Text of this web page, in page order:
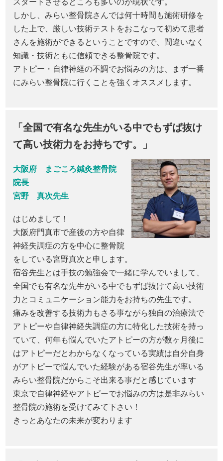
スタートさせるところも多いのが現状です。
しかし、みらい整骨院さんでは何十時間も施術研修を
した上で、厳しい技術テストをおこなって初めて患者
さんを施術ができるということですので、間違いなく
知識・技術ともに信頼できる整骨院です。
アトピー・自律神経の不調でお悩みの方は、まず一番
にみらい整骨院に行くことを強くオススメします。
「全国で有名な先生がいる中でもずば抜け
て高い技術力をお持ちです。」
大阪府 まごころ鍼灸整骨院
院長
宮野 真次先生
はじめまして！
大阪府門真市で産後の方や自律
神経失調症の方を中心に整骨院
をしている宮野真次と申します。
宿谷先生とは手技の勉強会で一緒に学んでいまして、
全国でも有名な先生がいる中でもずば抜けて高い技術
力とコミュニケーション能力をお持ちの先生です。
痛みを改善する技術力もさる事ながら独自の治療法で
アトピーや自律神経失調症の方に特化した技術を持っ
ていて、何年も悩んでいたアトピーの方が数ヶ月後に
はアトピーだとわからなくなっている実績は自分自身
がアトピーで悩んでいた経験がある宿谷先生が率いる
みらい整骨院だからこそ出来る事だと感じています
東京で自律神経やアトピーでお悩みの方は是非みらい
整骨院の施術を受けてみて下さい！
きっとあなたの未来が変わります